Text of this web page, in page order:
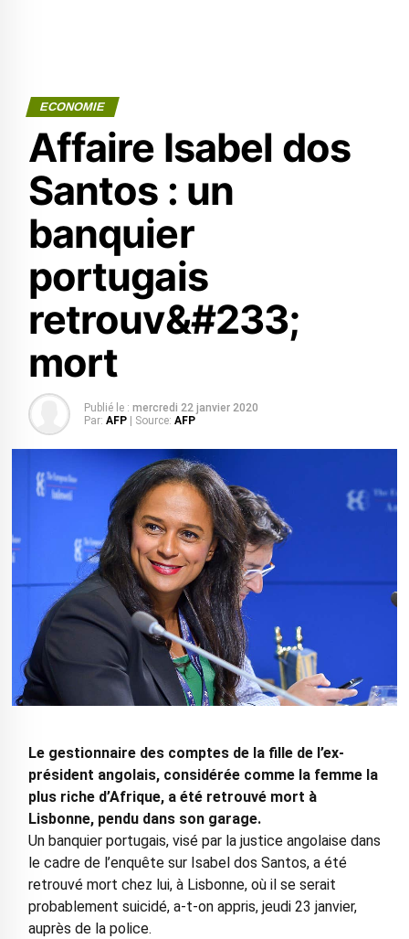
ECONOMIE
Affaire Isabel dos
Santos : un
banquier
portugais
retrouv&#233;
mort
Publié le : mercredi 22 janvier 2020
Par: AFP | Source: AFP
Le gestionnaire des comptes de la fille de l’ex-
président angolais, considérée comme la femme la
plus riche d’Afrique, a été retrouvé mort à
Lisbonne, pendu dans son garage.
Un banquier portugais, visé par la justice angolaise dans
le cadre de l’enquête sur Isabel dos Santos, a été
retrouvé mort chez lui, à Lisbonne, où il se serait
probablement suicidé, a-t-on appris, jeudi 23 janvier,
auprès de la police.